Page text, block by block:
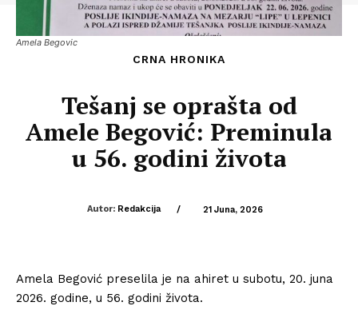
Amela Begovic
CRNA HRONIKA
Tešanj se oprašta od
Amele Begović: Preminula
u 56. godini života
Autor: Redakcija / 21 Juna, 2026
Amela Begović preselila je na ahiret u subotu, 20. juna
2026. godine, u 56. godini života.